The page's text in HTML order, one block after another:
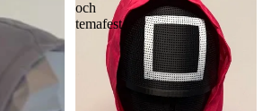
och
temafest